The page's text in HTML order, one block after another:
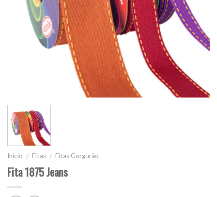
Início / Fitas / Fitas Gorgurão
Fita 1875 Jeans